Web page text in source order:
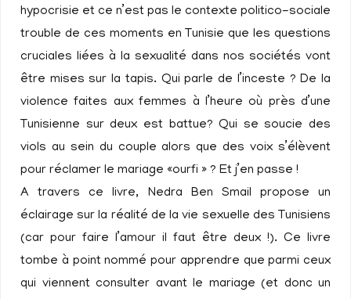
hypocrisie et ce n’est pas le contexte politico-sociale
trouble de ces moments en Tunisie que les questions
cruciales liées à la sexualité dans nos sociétés vont
être mises sur la tapis. Qui parle de l’inceste ? De la
violence faites aux femmes à l’heure où près d’une
Tunisienne sur deux est battue? Qui se soucie des
viols au sein du couple alors que des voix s’élèvent
pour réclamer le mariage «ourfi » ? Et j’en passe !
A travers ce livre, Nedra Ben Smail propose un
éclairage sur la réalité de la vie sexuelle des Tunisiens
(car pour faire l’amour il faut être deux !). Ce livre
tombe à point nommé pour apprendre que parmi ceux
qui viennent consulter avant le mariage (et donc un